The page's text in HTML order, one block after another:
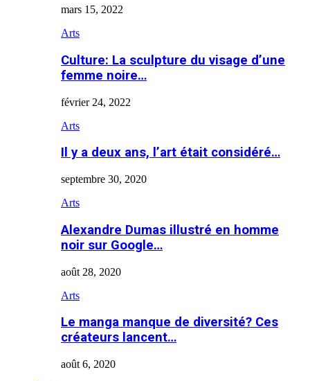
mars 15, 2022
Arts
Culture: La sculpture du visage d’une
femme noire…
février 24, 2022
Arts
Il y a deux ans, l’art était considéré…
septembre 30, 2020
Arts
Alexandre Dumas illustré en homme
noir sur Google…
août 28, 2020
Arts
Le manga manque de diversité? Ces
créateurs lancent…
août 6, 2020